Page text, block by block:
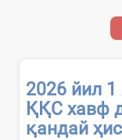
2026 йил
ҚҚС хавф
қандай